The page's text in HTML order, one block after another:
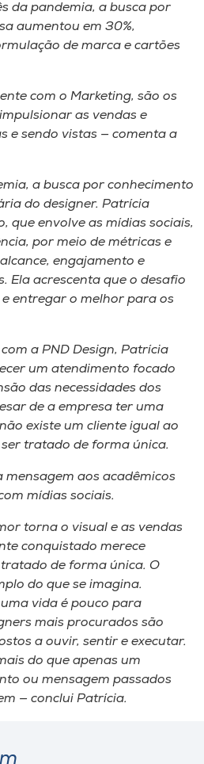
da pandemia, a busca por
aumentou em 30%,
de marca e cartões
com o Marketing, são os
as vendas e
e sendo vistas — comenta a
a busca por conhecimento
do designer. Patrícia
que envolve as mídias sociais,
por meio de métricas e
engajamento e
Ela acrescenta que o desafio
entregar o melhor para os
a PND Design, Patrícia
um atendimento focado
das necessidades dos
de a empresa ter uma
existe um cliente igual ao
tratado de forma única.
aos acadêmicos
mídias sociais.
torna o visual e as vendas
conquistado merece
de forma única. O
do que se imagina.
vida é pouco para
mais procurados são
a ouvir, sentir e executar.
do que apenas um
ou mensagem passados
— conclui Patrícia.